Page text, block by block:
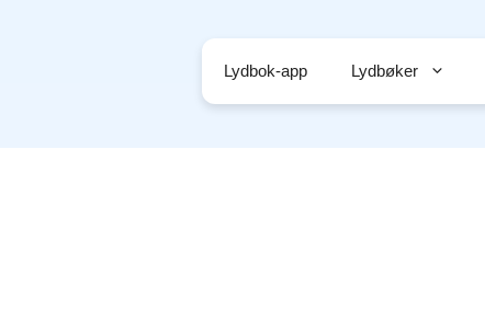
Lydbok-app Lydbøker